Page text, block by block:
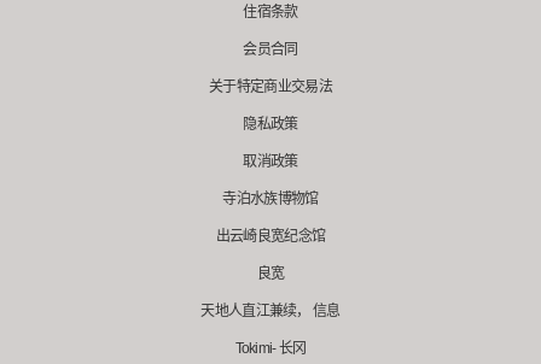
住宿条款
会员合同
关于特定商业交易法
隐私政策
取消政策
寺泊水族博物馆
出云崎良宽纪念馆
良宽
天地人直江兼续， 信息
Tokimi- 长冈